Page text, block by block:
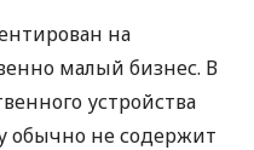
на
малый бизнес. В
устройства
обычно не содержит